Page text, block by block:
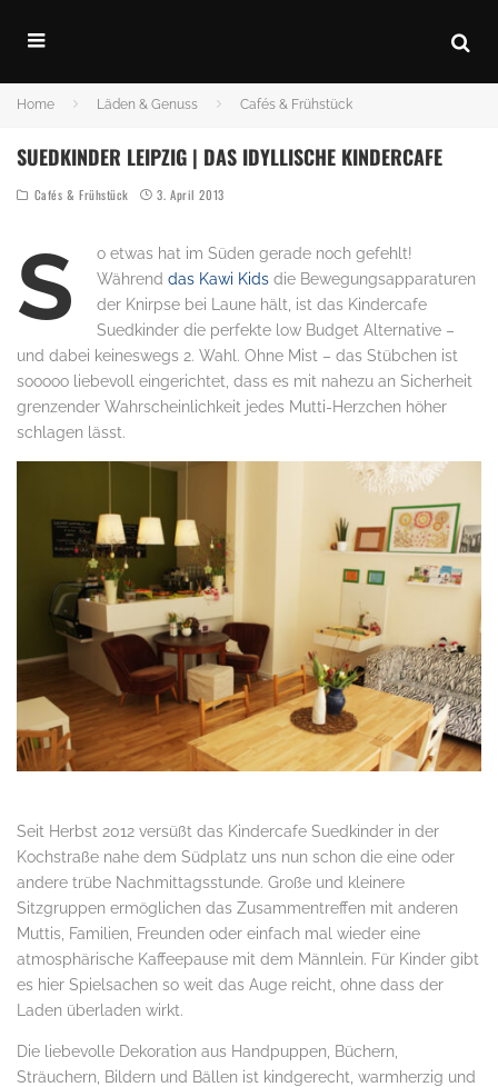
Home Läden & Genuss Cafés & Frühstück
SUEDKINDER LEIPZIG | DAS IDYLLISCHE KINDERCAFE
Cafés & Frühstück 3. April 2013
S
o etwas hat im Süden gerade noch gefehlt!
Während das Kawi Kids die Bewegungsapparaturen
der Knirpse bei Laune hält, ist das Kindercafe
Suedkinder die perfekte low Budget Alternative –
und dabei keineswegs 2. Wahl. Ohne Mist – das Stübchen ist
sooooo liebevoll eingerichtet, dass es mit nahezu an Sicherheit
grenzender Wahrscheinlichkeit jedes Mutti-Herzchen höher
schlagen lässt.
Seit Herbst 2012 versüßt das Kindercafe Suedkinder in der
Kochstraße nahe dem Südplatz uns nun schon die eine oder
andere trübe Nachmittagsstunde. Große und kleinere
Sitzgruppen ermöglichen das Zusammentreffen mit anderen
Muttis, Familien, Freunden oder einfach mal wieder eine
atmosphärische Kaffeepause mit dem Männlein. Für Kinder gibt
es hier Spielsachen so weit das Auge reicht, ohne dass der
Laden überladen wirkt.
Die liebevolle Dekoration aus Handpuppen, Büchern,
Sträuchern, Bildern und Bällen ist kindgerecht, warmherzig und